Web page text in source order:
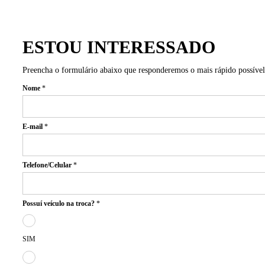
ESTOU INTERESSADO
Preencha o formulário abaixo que responderemos o mais rápido
Nome *
E-mail *
Telefone/Celular *
Possuí veículo na troca? *
SIM